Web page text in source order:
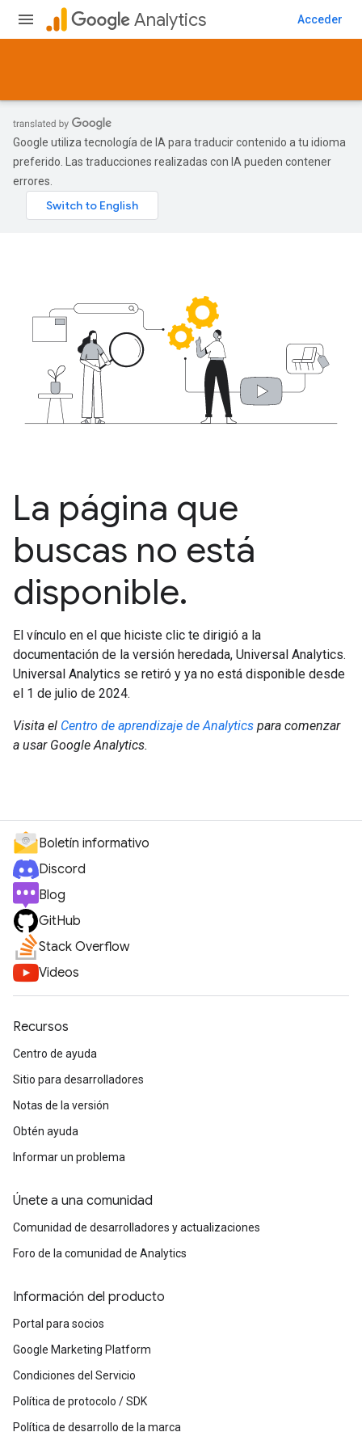
Analytics Acceder
Google utiliza tecnología de IA para traducir contenido a tu idioma
preferido. Las traducciones realizadas con IA pueden contener
errores.
La página que
buscas no está
disponible.
El vínculo en el que hiciste clic te dirigió a la
documentación de la versión heredada, Universal Analytics.
Universal Analytics se retiró y ya no está disponible desde
el 1 de julio de 2024.
Visita el Centro de aprendizaje de Analytics para comenzar
a usar Google Analytics.
Boletín informativo
Discord
Blog
GitHub
Stack Overflow
Videos
Recursos
Centro de ayuda
Sitio para desarrolladores
Notas de la versión
Obtén ayuda
Informar un problema
Únete a una comunidad
Comunidad de desarrolladores y actualizaciones
Foro de la comunidad de Analytics
Información del producto
Portal para socios
Google Marketing Platform
Condiciones del Servicio
Política de protocolo / SDK
Política de desarrollo de la marca